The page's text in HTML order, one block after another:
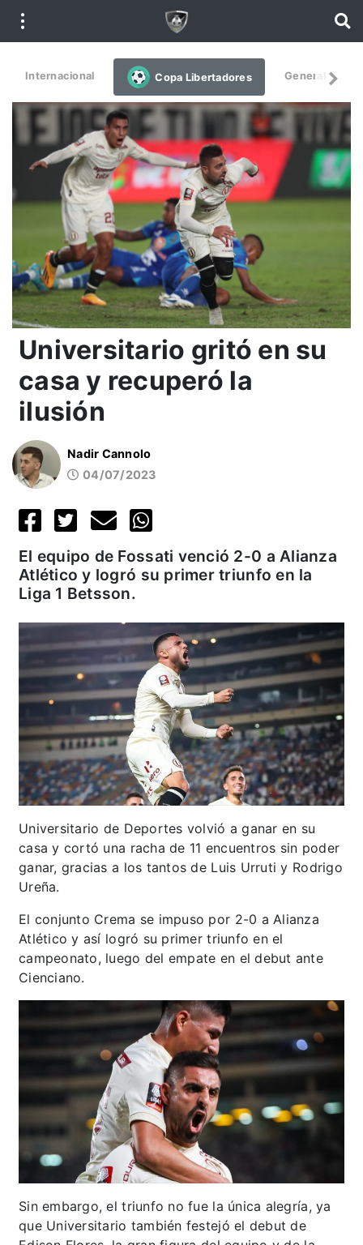
Internacional Copa Libertadores General
Universitario gritó en su
casa y recuperó la
ilusión
Nadir Cannolo
04/07/2023
El equipo de Fossati venció 2-0 a Alianza
Atlético y logró su primer triunfo en la
Liga 1 Betsson.
Universitario de Deportes volvió a ganar en su
casa y cortó una racha de 11 encuentros sin poder
ganar, gracias a los tantos de Luis Urruti y Rodrigo
Ureña.
El conjunto Crema se impuso por 2-0 a Alianza
Atlético y así logró su primer triunfo en el
campeonato, luego del empate en el debut ante
Cienciano.
Sin embargo, el triunfo no fue la única alegría, ya
que Universitario también festejó el debut de